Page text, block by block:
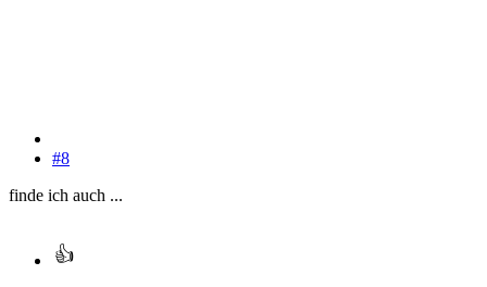
#8
finde ich auch ...